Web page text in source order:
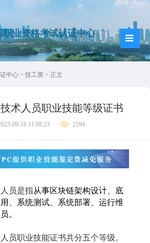
职业资格考试认证中心
中心 > 技工类 > 正文
术人员职业技能等级证书
09-16 11:08:23 2594
员是指从事区块链架构设计、底
、系统测试、系统部署、运行维
。
员职业技能证书共分五个等级。